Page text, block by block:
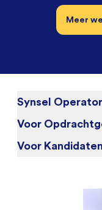
Meer
Synsel
Over ons
Blog
Voor
Waarom Synsel
Voor Kandidaten